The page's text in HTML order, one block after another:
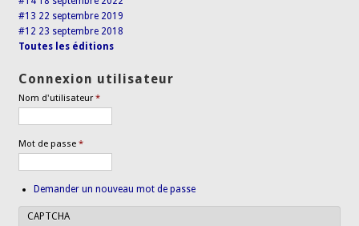
#13 22 septembre 2019
#12 23 septembre 2018
Toutes les éditions
Connexion utilisateur
Nom d'utilisateur*
Mot de passe*
Demander un nouveau mot de passe
CAPTCHA